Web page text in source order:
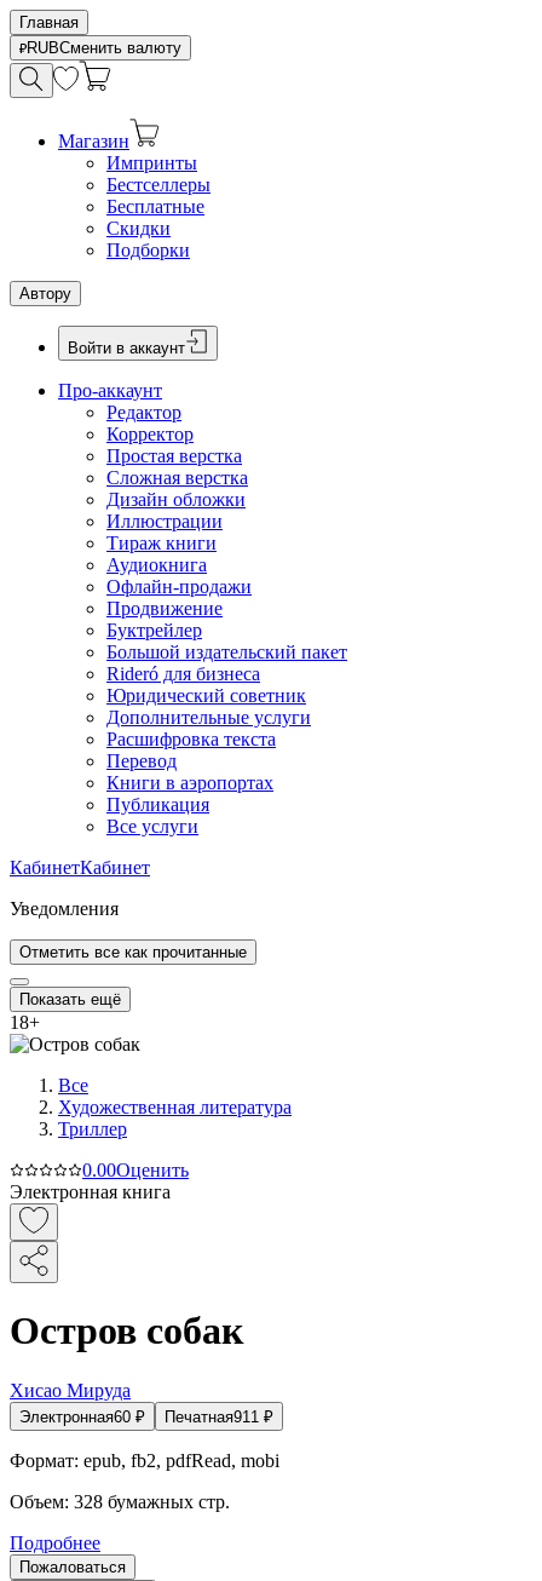
Главная
RUBСменить валюту
Магазин
Импринты
Бестселлеры
Бесплатные
Скидки
Подборки
Автору
Войти в аккаунт
Про-аккаунт
Редактор
Корректор
Простая верстка
Сложная верстка
Дизайн обложки
Иллюстрации
Тираж книги
Аудиокнига
Офлайн-продажи
Продвижение
Буктрейлер
Большой издательский пакет
Rideró для бизнеса
Юридический советник
Дополнительные услуги
Расшифровка текста
Перевод
Книги в аэропортах
Публикация
Все услуги
КабинетКабинет
Уведомления
Отметить все как прочитанные
Показать ещё
18+
Все
Художественная литература
Триллер
0.00Оценить
Электронная книга
Остров собак
Хисао Мируда
Электронная60 ₽ Печатная911 ₽
Формат: epub, fb2, pdfRead, mobi
Объем: 328 бумажных стр.
Подробнее
Пожаловаться